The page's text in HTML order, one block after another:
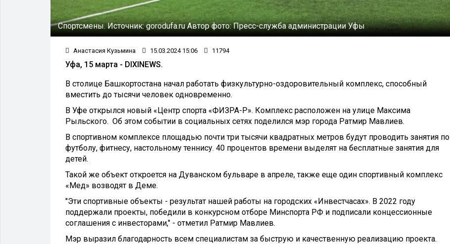
Спортсмены.Источник:gorodufa.ruАвтор фото:Пресс-служба администрации Уфы
Анастасия Кузьмина 15.03.2024 15:06 11794
Уфа, 15 марта - DIXINEWS.
В столице Башкортостана начал работать физкультурно-оздоровительный комплекс, способный
вместить до тысячи человек одновременно.
В Уфе открылся новый «Центр спорта «ФИЗРА-Р». Комплекс расположен на улице Максима
Рыльского. Об этом событии в социальных сетях поделился мэр города Ратмир Мавлиев.
В спортивном комплексе площадью почти три тысячи квадратных метров будут проводить занятия по
футболу, фитнесу, настольному теннису. 40 процентов времени выделят на бесплатные занятия для
детей.
Такой же объект откроется на Дуванском бульваре в апреле, также еще один спортивный комплекс
«Мед» возводят в Деме.
"Эти спортивные объекты - результат нашей работы на городских «Инвестчасах». В 2022 году
поддержали проекты, победили в конкурсном отборе Минспорта РФ и подписали концессионные
соглашения с инвесторами," - отметил Ратмир Мавлиев.
Мэр выразил благодарность всем специалистам за быструю и качественную реализацию проекта.